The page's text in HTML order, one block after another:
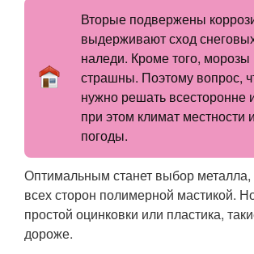
Вторые подвержены
выдерживают сход
наледи. Кроме того,
страшны. Поэтому вопрос,
нужно решать всесторонне
при этом климат местности
погоды.
Оптимальным станет выбор металла,
всех сторон полимерной мастикой.
простой оцинковки или пластика,
дороже.